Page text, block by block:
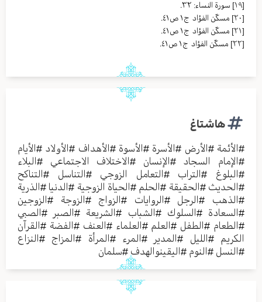
[١٩]
سورة النساء: ٣٢.
[٢٠]
مسکّن الفؤاد ج١ ص٤١.
[٢١]
مسکّن الفؤاد ج١ ص٤١.
[٢٢]
مسکّن الفؤاد ج١ ص٤١.
هاشتاغ
#الأئمة #الأرض #الأسرة #الأسوة #الأهداف #الأولاد #الأيام
#الإمام السجاد #الإنسان #الاختلاف الاجتماعي #البلاء
#البلوغ #التراب #التعامل الزوجي #التناسل #التناكح
#الحديث #الحقيقة #الحلم #الحياة الزوجية #الدنيا #الذرية
#الذهب #الرجل #الروايات #الزواج #الزوجة #الزوجين
#السعادة #السلوك #الشباب #الشريعة #الصبر #الصبي
#الطعام #الطفل #العلم #العلماء #العنف #الفضة #القرآن
الكريم #الليل #المدير #المرء #المرأة #المزاج #النزاع
#النسل #النوم #اليقينوالهدف #سلمان